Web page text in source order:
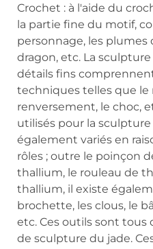
Crochet : à l'aide du
la partie fine du motif,
personnage, les plumes
dragon, etc. La
détails fins
techniques telles que le
renversement, le choc,
utilisés pour la
également variés en
rôles ; outre le poinçon
thallium, le rouleau de
thallium, il existe
brochette, les clous, le
etc. Ces outils sont
de sculpture du jade.